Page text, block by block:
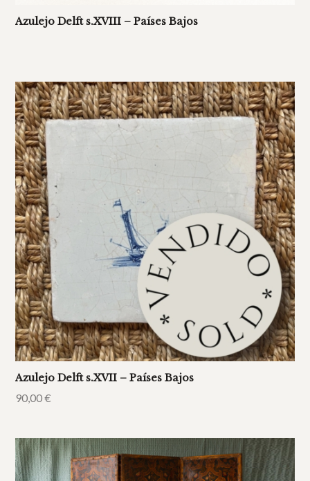
Azulejo Delft s.XVIII – Países Bajos
Azulejo Delft s.XVII – Países Bajos
90,00€